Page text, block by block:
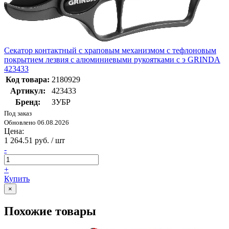
Секатор контактный с храповым механизмом с тефлоновым
покрытием лезвия с алюминиевыми рукоятками с э GRINDA
423433
Код товара: 2180929
Артикул:
423433
Бренд:
ЗУБР
Под заказ
Обновлено 06.08.2026
Цена:
1 264.51 руб. / шт
-
+
Купить
×
Похожие товары